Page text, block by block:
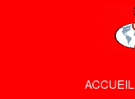
ACCUEIL